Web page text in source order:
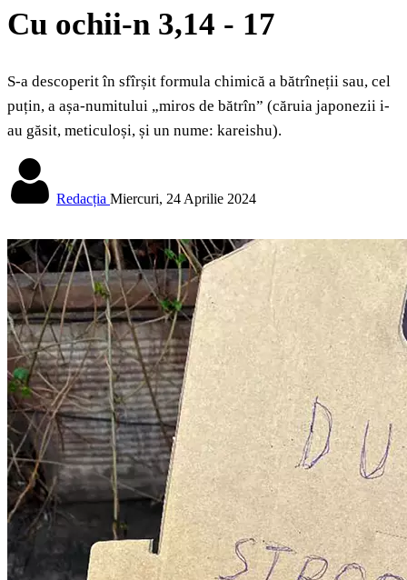
Cu ochii-n 3,14 - 17
S-a descoperit în sfîrșit formula chimică a bătrîneții sau, cel
puțin, a așa-numitului „miros de bătrîn” (căruia japonezii i-
au găsit, meticuloși, și un nume: kareishu).
Redacția Miercuri, 24 Aprilie 2024